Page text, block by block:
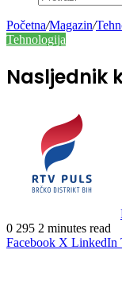
Početna/Magazin/
Tehnologija
Nasljednik
0 295 2 minutes read
Facebook X LinkedIn